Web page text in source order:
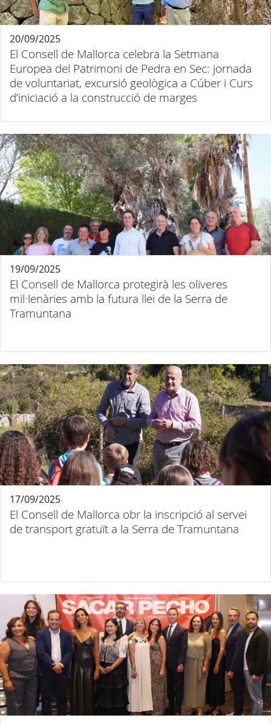
El Consell de Mallorca celebra la Setmana
Europea del Patrimoni de Pedra en Sec: jornada
de voluntariat, excursió geològica a Cúber i Curs
d’iniciació a la construcció de marges
20/09/2025
El Consell de Mallorca protegirà les oliveres
mil·lenàries amb la futura llei de la Serra de
Tramuntana
19/09/2025
El Consell de Mallorca obr la inscripció al servei
de transport gratuït a la Serra de Tramuntana
17/09/2025